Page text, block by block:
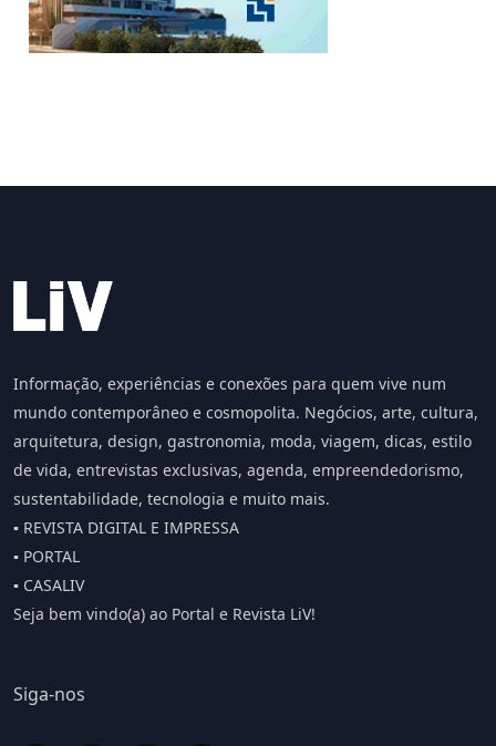
Informação, experiências e conexões para quem vive num
mundo contemporâneo e cosmopolita. Negócios, arte, cultura,
arquitetura, design, gastronomia, moda, viagem, dicas, estilo
de vida, entrevistas exclusivas, agenda, empreendedorismo,
sustentabilidade, tecnologia e muito mais.
▪️ REVISTA DIGITAL E IMPRESSA
▪️ PORTAL
▪️ CASALIV
Seja bem vindo(a) ao Portal e Revista LiV!
Siga-nos